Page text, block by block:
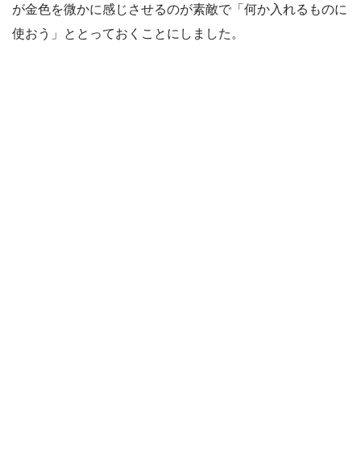
が金色を微かに感じさせるのが素敵で「何か入れるものに
使おう」ととっておくことにしました。